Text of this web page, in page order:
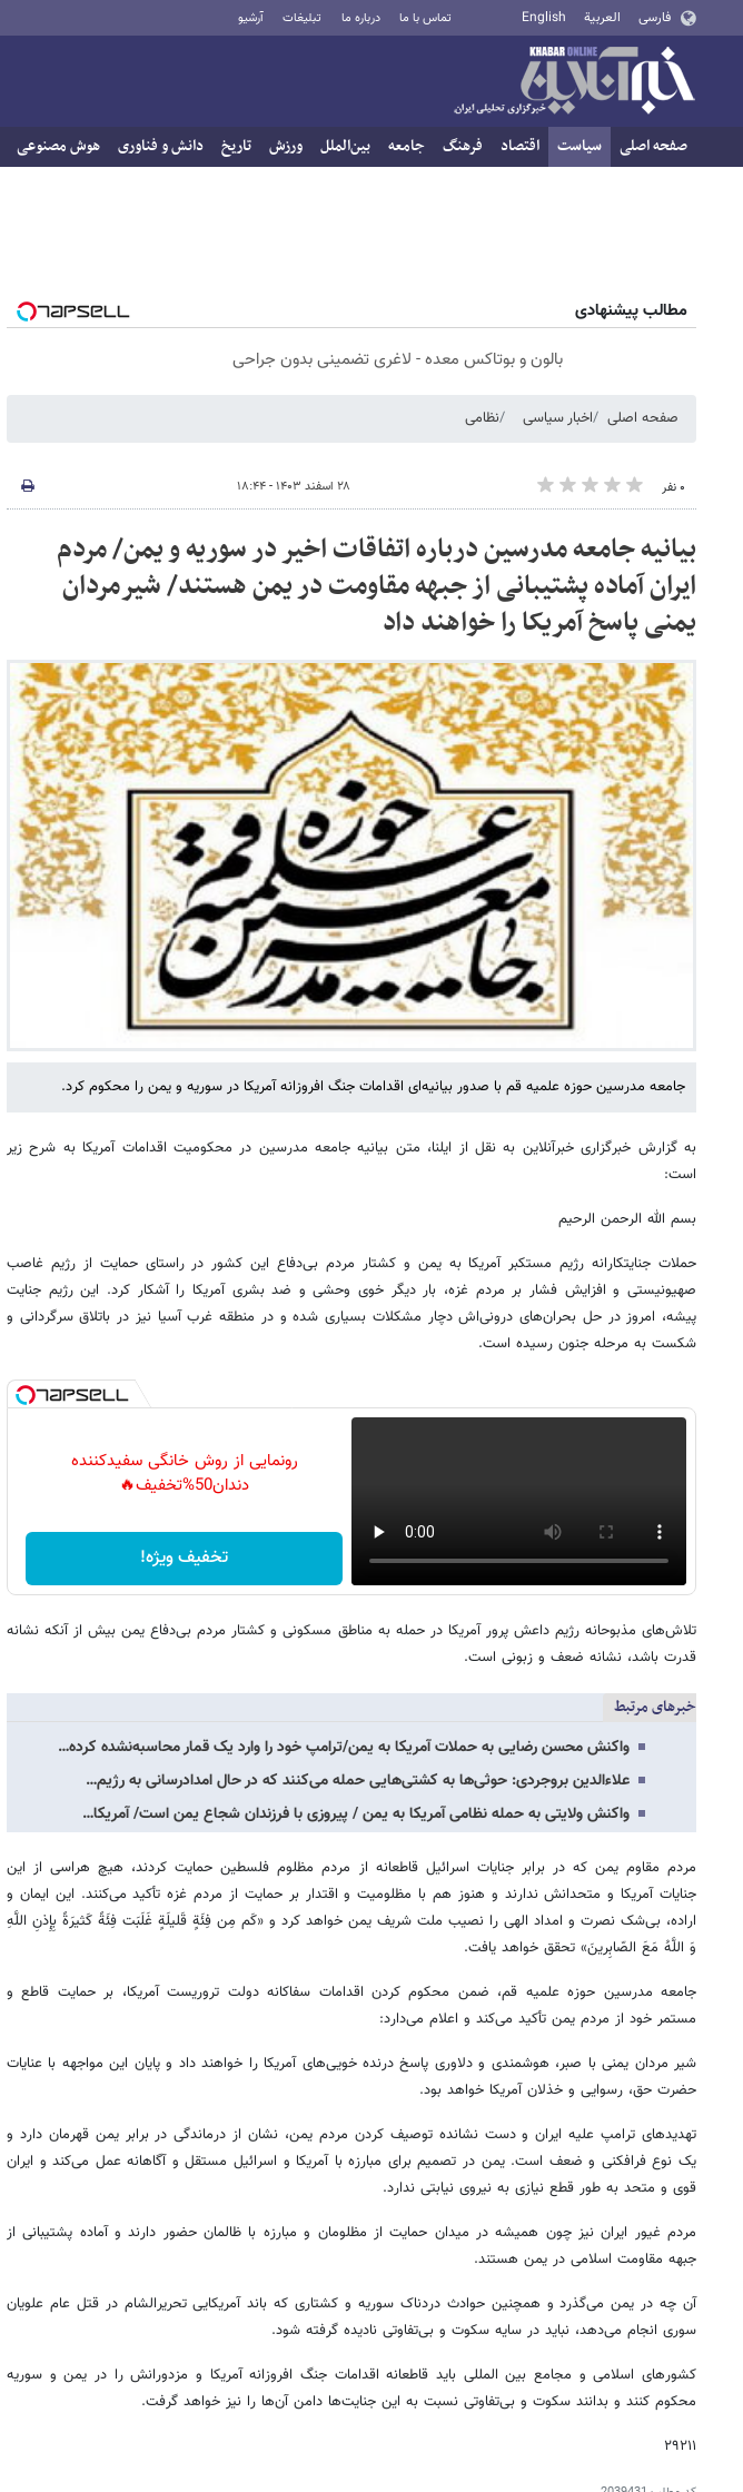
فارسی العربية English تماس با ما درباره ما تبلیغات آرشیو
صفحه اصلی سیاست اقتصاد فرهنگ جامعه بین‌الملل ورزش تاریخ دانش و فناوری هوش مصنوعی
مطالب پیشنهادی
بالون و بوتاکس معده - لاغری تضمینی بدون جراحی
صفحه اصلی اخبار سیاسی نظامی
۰ نفر ۲۸ اسفند ۱۴۰۳ - ۱۸:۴۴
بیانیه جامعه مدرسین درباره اتفاقات اخیر در سوریه و یمن/ مردم
ایران آماده پشتیبانی از جبهه مقاومت در یمن هستند/ شیرمردان
یمنی پاسخ آمریکا را خواهند داد
جامعه مدرسین حوزه علمیه قم با صدور بیانیه‌ای اقدامات جنگ افروزانه آمریکا در سوریه و یمن را محکوم کرد.
به گزارش خبرگزاری خبرآنلاین به نقل از ایلنا، متن بیانیه جامعه مدرسین در محکومیت اقدامات آمریکا به شرح زیر
است:
بسم الله الرحمن الرحیم
حملات جنایتکارانه رژیم مستکبر آمریکا به یمن و کشتار مردم بی‌دفاع این کشور در راستای حمایت از رژیم غاصب
صهیونیستی و افزایش فشار بر مردم غزه، بار دیگر خوی وحشی و ضد بشری آمریکا را آشکار کرد. این رژیم جنایت
پیشه، امروز در حل بحران‌های درونی‌اش دچار مشکلات بسیاری شده و در منطقه غرب آسیا نیز در باتلاق سرگردانی و
شکست به مرحله جنون رسیده است.
رونمایی از روش خانگی سفیدکننده
دندان50%تخفیف🔥
تخفیف ویژه!
تلاش‌های مذبوحانه رژیم داعش پرور آمریکا در حمله به مناطق مسکونی و کشتار مردم بی‌دفاع یمن بیش از آنکه نشانه
قدرت باشد، نشانه ضعف و زبونی است.
خبرهای مرتبط
واکنش محسن رضایی به حملات آمریکا به یمن/ترامپ خود را وارد یک قمار محاسبه‌نشده کرده…
علاءالدین بروجردی: حوثی‌ها به کشتی‌هایی حمله می‌کنند که در حال امدادرسانی به رژیم…
واکنش ولایتی به حمله نظامی آمریکا به یمن / پیروزی با فرزندان شجاع یمن است/ آمریکا…
مردم مقاوم یمن که در برابر جنایات اسرائیل قاطعانه از مردم مظلوم فلسطین حمایت کردند، هیچ هراسی از این
جنایات آمریکا و متحدانش ندارند و هنوز هم با مظلومیت و اقتدار بر حمایت از مردم غزه تأکید می‌کنند. این ایمان و
اراده، بی‌شک نصرت و امداد الهی را نصیب ملت شریف یمن خواهد کرد و «کَم مِن فِئَةٍ قَلیلَةٍ غَلَبَت فِئَةً کَثیرَةً بِإِذنِ اللَّهِ
وَ اللَّهُ مَعَ الصّابِرینَ» تحقق خواهد یافت.
جامعه مدرسین حوزه علمیه قم، ضمن محکوم کردن اقدامات سفاکانه دولت تروریست آمریکا، بر حمایت قاطع و
مستمر خود از مردم یمن تأکید می‌کند و اعلام می‌دارد:
شیر مردان یمنی با صبر، هوشمندی و دلاوری پاسخ درنده خویی‌های آمریکا را خواهند داد و پایان این مواجهه با عنایات
حضرت حق، رسوایی و خذلان آمریکا خواهد بود.
تهدیدهای ترامپ علیه ایران و دست نشانده توصیف کردن مردم یمن، نشان از درماندگی در برابر یمن قهرمان دارد و
یک نوع فرافکنی و ضعف است. یمن در تصمیم برای مبارزه با آمریکا و اسرائیل مستقل و آگاهانه عمل می‌کند و ایران
قوی و متحد به طور قطع نیازی به نیروی نیابتی ندارد.
مردم غیور ایران نیز چون همیشه در میدان حمایت از مظلومان و مبارزه با ظالمان حضور دارند و آماده پشتیبانی از
جبهه مقاومت اسلامی در یمن هستند.
آن چه در یمن می‌گذرد و همچنین حوادث دردناک سوریه و کشتاری که باند آمریکایی تحریرالشام در قتل عام علویان
سوری انجام می‌دهد، نباید در سایه سکوت و بی‌تفاوتی نادیده گرفته شود.
کشورهای اسلامی و مجامع بین المللی باید قاطعانه اقدامات جنگ افروزانه آمریکا و مزدورانش را در یمن و سوریه
محکوم کنند و بدانند سکوت و بی‌تفاوتی نسبت به این جنایت‌ها دامن آن‌ها را نیز خواهد گرفت.
۲۹۲۱۱